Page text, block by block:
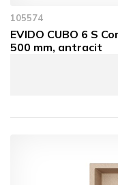
105574
EVIDO CUBO 6 S
500 mm, antracit